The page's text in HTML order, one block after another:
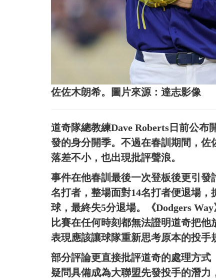
佐佐木朗希。圖片來源：達志影像
道奇隊總教練Dave Roberts日前公
發的身分開季。不過在春訓期間，佐
落差不小，也出現批評聲浪。
事件在他春訓最後一次登板後更引
名打者，整場面對14名打者便退場
球，最終失5分退場。《Dodgers
比賽在任何時刻都無法證明道奇把
表現應該讓球隊重新思考原本的投手
部分評論更直接批評道奇的處理方
疑問具備成為大聯盟先發投手的潛